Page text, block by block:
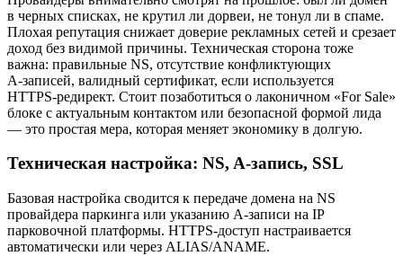
в черных списках, не крутил ли дорвеи, не тонул ли в спаме.
Плохая репутация снижает доверие рекламных сетей и срезает
доход без видимой причины. Техническая сторона тоже
важна: правильные NS, отсутствие конфликтующих
A‑записей, валидный сертификат, если используется
HTTPS‑редирект. Стоит позаботиться о лаконичном «For Sale»
блоке с актуальным контактом или безопасной формой лида
— это простая мера, которая меняет экономику в долгую.
Техническая настройка: NS, A‑запись, SSL
Базовая настройка сводится к передаче домена на NS
провайдера паркинга или указанию A‑записи на IP
парковочной платформы. HTTPS‑доступ настраивается
автоматически или через ALIAS/ANAME.